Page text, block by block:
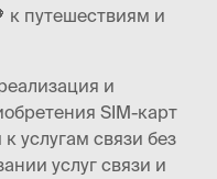
к путешествиям и
и
SIM-карт
услугам связи без
услуг связи и